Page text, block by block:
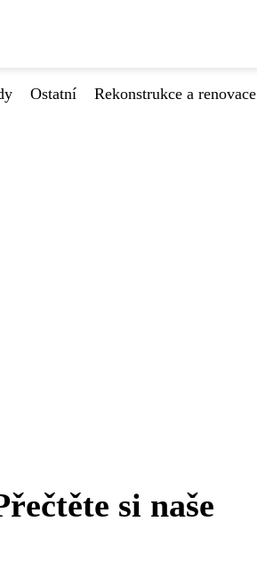
Ostatní Rekonstrukce a renovace
si naše